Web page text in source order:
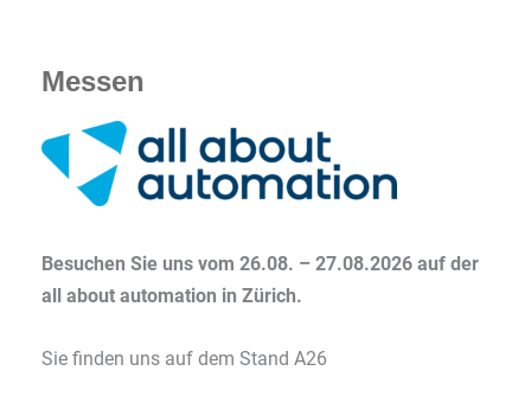
Messen
Besuchen Sie uns vom 26.08. – 27.08.2026 auf der
all about automation in Zürich.
Sie finden uns auf dem Stand A26